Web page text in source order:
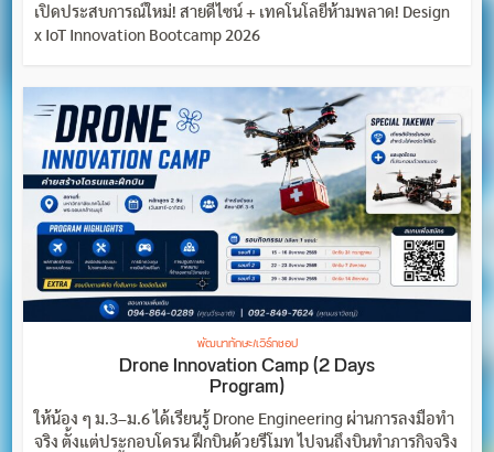
เปิดประสบการณ์ใหม่! สายดีไซน์ + เทคโนโลยีห้ามพลาด! Design
x IoT Innovation Bootcamp 2026
พัฒนาทักษะ/เวิร์กชอป
Drone Innovation Camp (2 Days
Program)
ให้น้อง ๆ ม.3–ม.6 ได้เรียนรู้ Drone Engineering ผ่านการลงมือทำ
จริง ตั้งแต่ประกอบโดรน ฝึกบินด้วยรีโมท ไปจนถึงบินทำภารกิจจริง